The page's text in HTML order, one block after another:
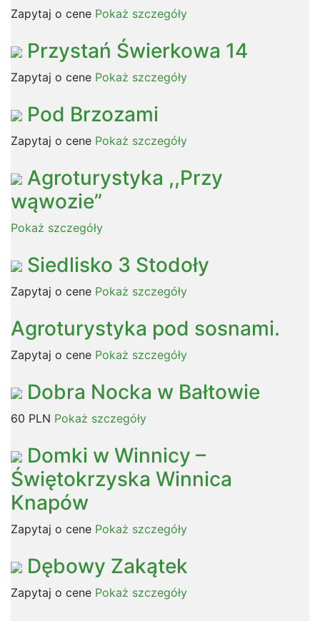
Zapytaj o cene Pokaż szczegóły
Przystań Świerkowa 14
Zapytaj o cene Pokaż szczegóły
Pod Brzozami
Zapytaj o cene Pokaż szczegóły
Agroturystyka ,,Przy
wąwozie”
Pokaż szczegóły
Siedlisko 3 Stodoły
Zapytaj o cene Pokaż szczegóły
Agroturystyka pod sosnami.
Zapytaj o cene Pokaż szczegóły
Dobra Nocka w Bałtowie
60 PLN Pokaż szczegóły
Domki w Winnicy –
Świętokrzyska Winnica
Knapów
Zapytaj o cene Pokaż szczegóły
Dębowy Zakątek
Zapytaj o cene Pokaż szczegóły